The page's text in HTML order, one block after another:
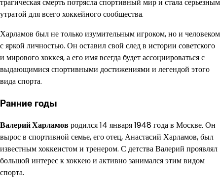
утратой для всего хоккейного сообщества.
Харламов был не только изумительным игроком, но и человеком
с яркой личностью. Он оставил свой след в истории советского
и мирового хоккея, а его имя всегда будет ассоциироваться с
выдающимися спортивными достижениями и легендой этого
вида спорта.
Ранние годы
Валерий Харламовродился 14 января 1948 года в Москве. Он
вырос в спортивной семье, его отец, Анастасий Харламов, был
известным хоккеистом и тренером. С детства Валерий проявлял
большой интерес к хоккею и активно занимался этим видом
спорта.